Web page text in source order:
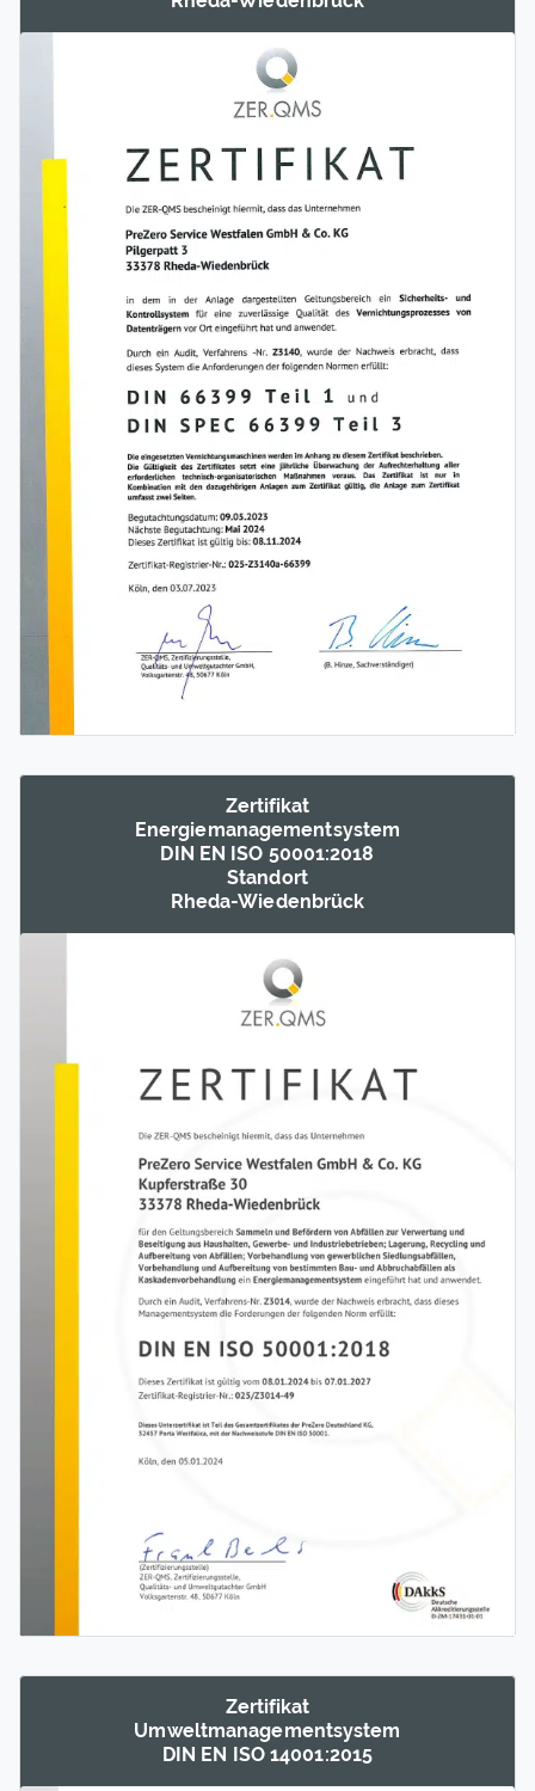
Zertifikat
Energie­management­system
DIN EN ISO 50001:2018
Standort
Rheda-Wieden­brück
Zertifikat
Umwelt­management­system
DIN EN ISO 14001:2015